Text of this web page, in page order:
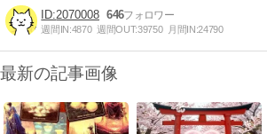
2070008 646
週間IN:4870 週間OUT:39750 月間IN:24790
最新の記事画像